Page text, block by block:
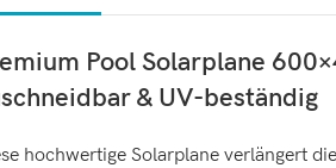
Pool Solarplane
& UV-beständig
hochwertige Solarplane verlängert